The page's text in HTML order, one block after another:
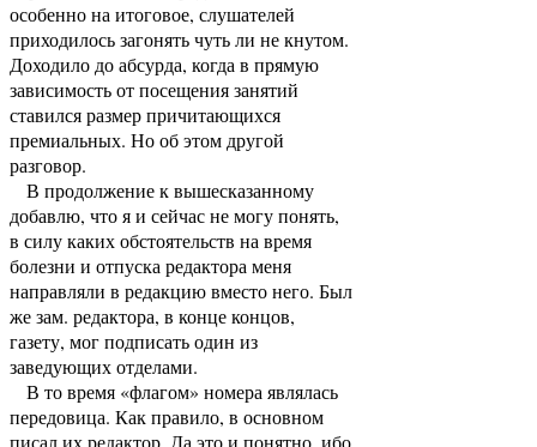
особенно на итоговое, слушателей
приходилось загонять чуть ли не кнутом.
Доходило до абсурда, когда в прямую
зависимость от посещения занятий
ставился размер причитающихся
премиальных. Но об этом другой
разговор.
В продолжение к вышесказанному
добавлю, что я и сейчас не могу понять,
в силу каких обстоятельств на время
болезни и отпуска редактора меня
направляли в редакцию вместо него. Был
же зам. редактора, в конце концов,
газету, мог подписать один из
заведующих отделами.
В то время «флагом» номера являлась
передовица. Как правило, в основном
писал их редактор. Да это и понятно, ибо